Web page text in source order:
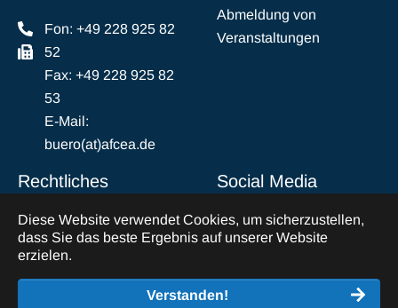
Diese Website verwendet Cookies, um sicherzustellen,
dass Sie das beste Ergebnis auf unserer Website
erzielen.
Verstanden!
Fon: +49 228 925 82
52
Fax: +49 228 925 82
53
E-Mail:
buero(at)afcea.de
Abmeldung von
Veranstaltungen
Rechtliches
Impressum
Datenschutz
Abmeldung vom
Social Media
LinkedIn